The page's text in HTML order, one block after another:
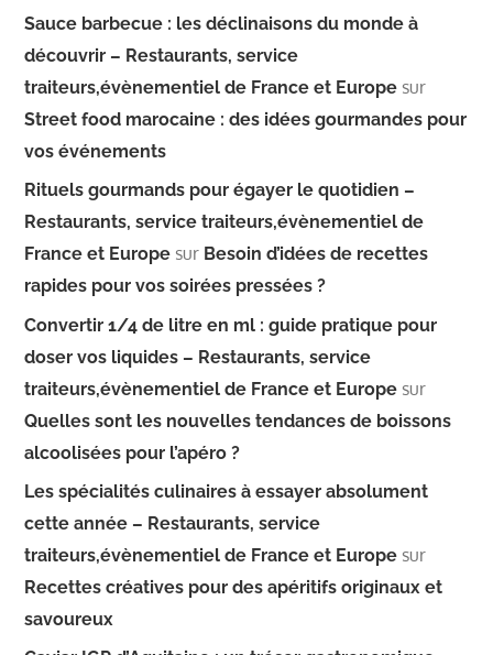
Sauce barbecue : les déclinaisons du monde à
découvrir – Restaurants, service
traiteurs,évènementiel de France et Europe sur
Street food marocaine : des idées gourmandes pour
vos événements
Rituels gourmands pour égayer le quotidien –
Restaurants, service traiteurs,évènementiel de
France et Europe sur Besoin d’idées de recettes
rapides pour vos soirées pressées ?
Convertir 1/4 de litre en ml : guide pratique pour
doser vos liquides – Restaurants, service
traiteurs,évènementiel de France et Europe sur
Quelles sont les nouvelles tendances de boissons
alcoolisées pour l’apéro ?
Les spécialités culinaires à essayer absolument
cette année – Restaurants, service
traiteurs,évènementiel de France et Europe sur
Recettes créatives pour des apéritifs originaux et
savoureux